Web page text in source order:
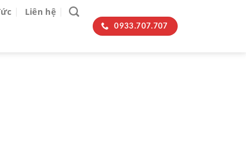
Liên hệ
0933.707.707